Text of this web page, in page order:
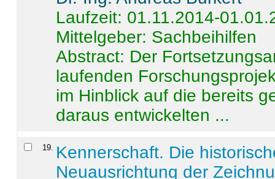
Laufzeit: 01.11.2014-
Mittelgeber: Sachbeihilfen
Abstract: Der
laufenden
im Hinblick auf die bereits
daraus entwickelten ...
19
Kennerschaft. Die
Neuausrichtung der